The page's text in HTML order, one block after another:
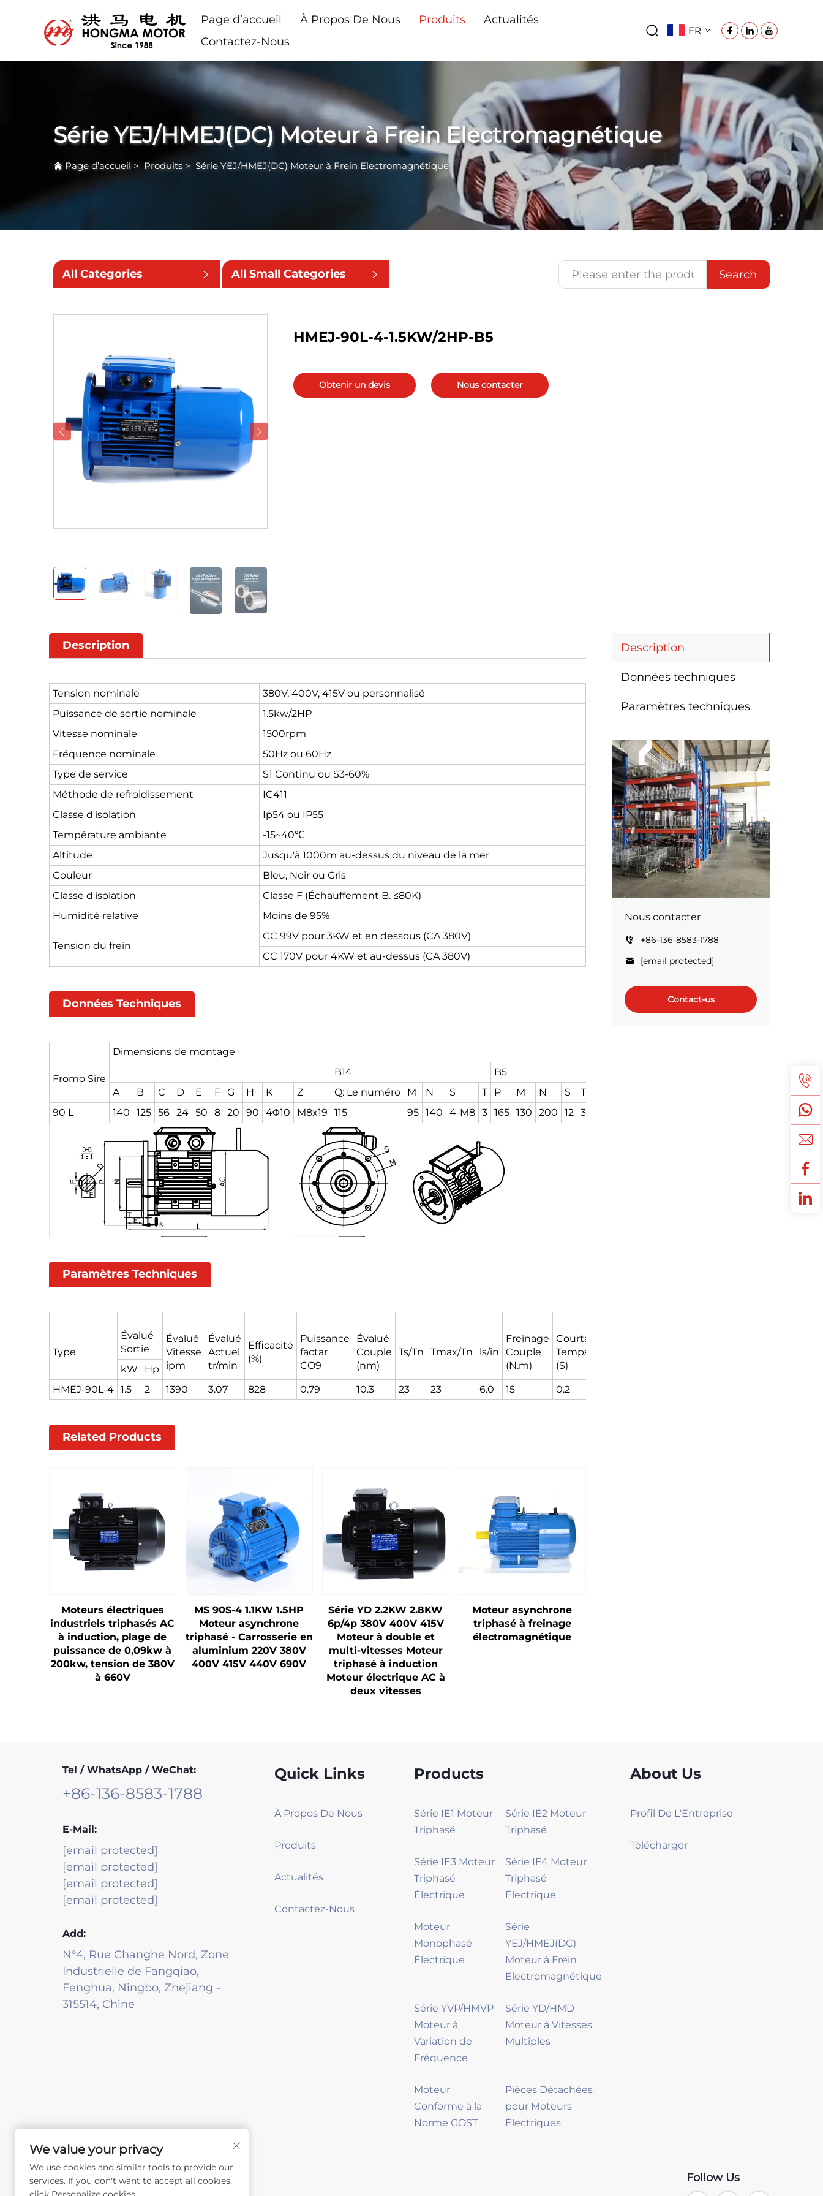
Page d’accueil À Propos De Nous Produits
Actualités
Contactez-Nous
FR
Série YEJ/HMEJ(DC) Moteur à Frein Electromagnétique
Page d’accueil> Produits > Série YEJ/HMEJ(DC) Moteur à Frein Electromagnétique
All Categories All Small Categories Search
HMEJ-90L-4-1.5KW/2HP-B5
Obtenir un devis Nous contacter
Description
Données techniques
Paramètres techniques
Nous contacter
+86-136-8583-1788
[email protected]
Contact-us
Description
Tension nominale
380V, 400V, 415V ou personnalisé
Puissance de sortie nominale
1.5kw/2HP
Vitesse nominale
1500rpm
Fréquence nominale
50Hz ou 60Hz
Type de service
S1 Continu ou S3-60%
Méthode de refroidissement
IC411
Classe d'isolation
Ip54 ou IP55
Température ambiante
-15~40℃
Altitude
Jusqu'à 1000m au-dessus du niveau de la mer
Couleur
Bleu, Noir ou Gris
Classe d'isolation
Classe F (Échauffement B. ≤80K)
Humidité relative
Moins de 95%
Tension du frein
CC 99V pour 3KW et en dessous (CA 380V)
CC 170V pour 4KW et au-dessus (CA 380V)
Données Techniques
Fromo Sire
Dimensions de montage
B14
B5
A
B C D E F G H K Z Q: Le numéro M N S T P M N S T
90 L
140 125 56 24 50 8 20 90 4Φ10 M8x19 115 95 140 4-M8 3 165 130 200 12 3.5
Paramètres Techniques
Type
Évalué
Sortie
Évalué
Vitesse
ipm
Évalué
Actuel
tr/min
Efficacité
(%)
Puissance
factar
CO9
Évalué
Couple
(nm)
Ts/Tn Tmax/Tn ls/in
Freinage
Couple
(N.m)
Courtage
Temps
(S)
kW
Hp
HMEJ-90L-4
1.5 2 1390 3.07 828 0.79 10.3 23 23 6.0 15 0.2
Related Products
Moteurs électriques
industriels triphasés AC
à induction, plage de
puissance de 0,09kw à
200kw, tension de 380V
à 660V
MS 90S-4 1.1KW 1.5HP
Moteur asynchrone
triphasé - Carrosserie en
aluminium 220V 380V
400V 415V 440V 690V
Série YD 2.2KW 2.8KW
6p/4p 380V 400V 415V
Moteur à double et
multi-vitesses Moteur
triphasé à induction
Moteur électrique AC à
deux vitesses
Moteur asynchrone
triphasé à freinage
électromagnétique
Tel / WhatsApp / WeChat:
+86-136-8583-1788
E-Mail:
[email protected]
[email protected]
[email protected]
[email protected]
Add:
N°4, Rue Changhe Nord, Zone
Industrielle de Fangqiao,
Fenghua, Ningbo, Zhejiang -
315514, Chine
Quick Links
À Propos De Nous
Produits
Actualités
Contactez-Nous
Products
Série IE1 Moteur
Triphasé
Série IE2 Moteur
Triphasé
Série IE3 Moteur
Triphasé
Électrique
Série IE4 Moteur
Triphasé
Électrique
Moteur
Monophasé
Électrique
Série
YEJ/HMEJ(DC)
Moteur à Frein
Electromagnétique
Série YVP/HMVP
Moteur à
Variation de
Fréquence
Série YD/HMD
Moteur à Vitesses
Multiples
Moteur
Conforme à la
Norme GOST
Pièces Détachées
pour Moteurs
Électriques
About Us
Profil De L'Entreprise
Télécharger
Follow Us
We value your privacy
We use cookies and similar tools to provide our
services. If you don't want to accept all cookies,